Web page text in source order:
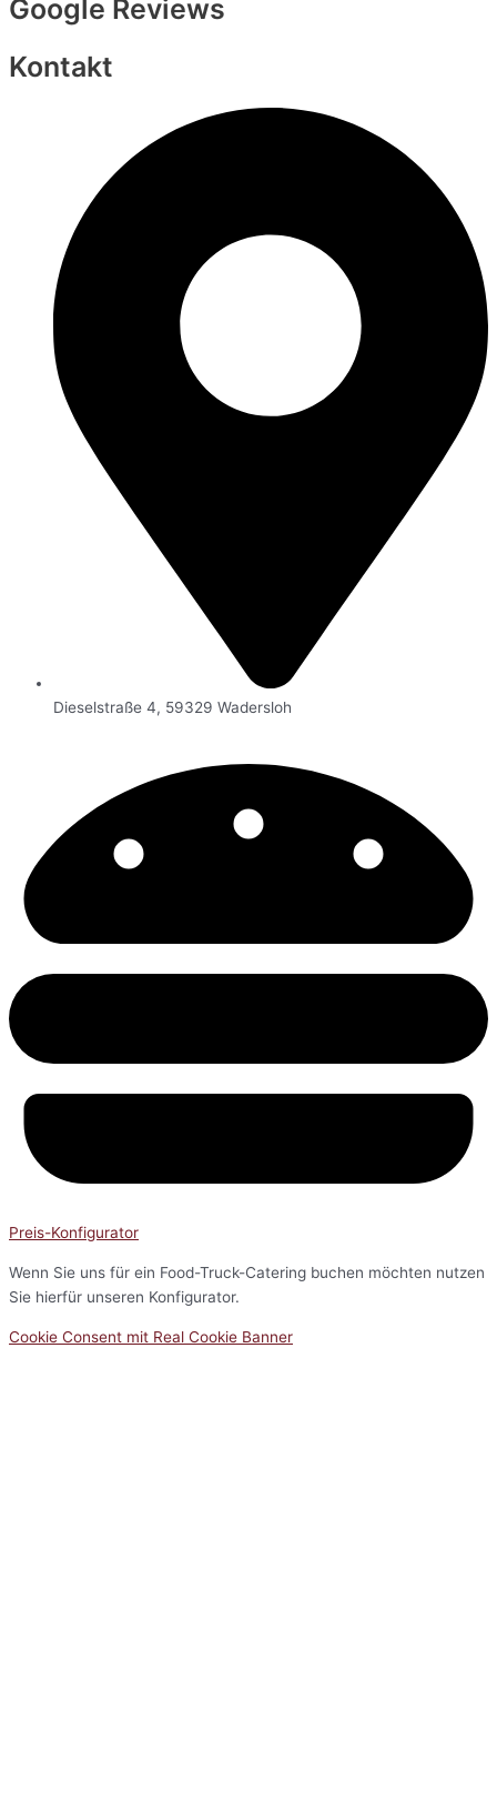
Google Reviews
Kontakt
Dieselstraße 4, 59329 Wadersloh
Preis-Konfigurator
Wenn Sie uns für ein Food-Truck-Catering buchen möchten nutzen
Sie hierfür unseren Konfigurator.
Cookie Consent mit Real Cookie Banner